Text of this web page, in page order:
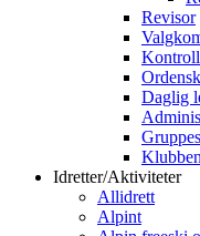
Revisor
Daglig
Idretter/Aktiviteter
Allidrett
Alpint